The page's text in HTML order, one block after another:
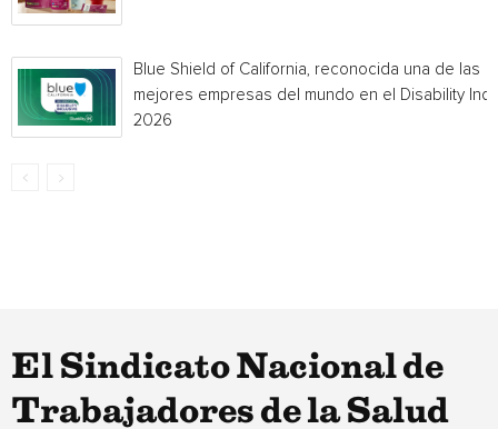
Blue Shield of California, reconocida una de las
mejores empresas del mundo en el Disability
2026
El Sindicato Nacional de
Trabajadores de la Salud